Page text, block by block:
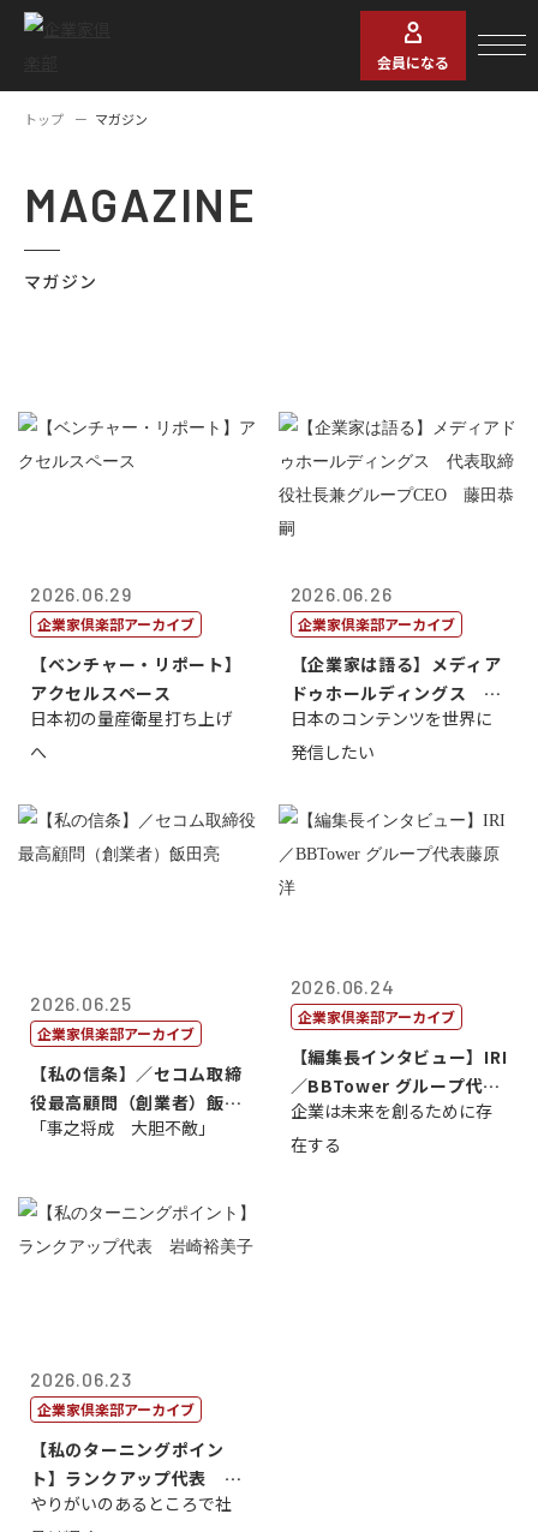
会員になる
トップ マガジン
MAGAZINE
マガジン
2026.06.29
企業家倶楽部アーカイブ
【ベンチャー・リポート】
アクセルスペース
日本初の量産衛星打ち上げ
へ
2026.06.26
企業家倶楽部アーカイブ
【企業家は語る】メディア
ドゥホールディングス 代
表取締役社長...
日本のコンテンツを世界に
発信したい
2026.06.25
企業家倶楽部アーカイブ
【私の信条】／セコム取締
役最高顧問（創業者）飯田
亮
「事之将成 大胆不敵」
2026.06.24
企業家倶楽部アーカイブ
【編集長インタビュー】IRI
／BBTower グループ代表
藤...
企業は未来を創るために存
在する
2026.06.23
企業家倶楽部アーカイブ
【私のターニングポイン
ト】ランクアップ代表 岩
崎裕美子
やりがいのあるところで社